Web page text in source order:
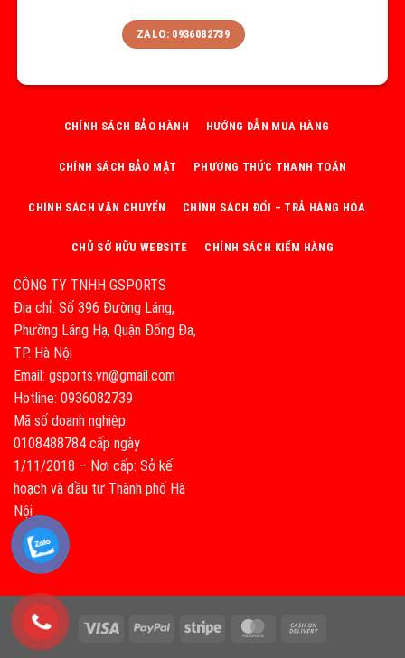
ZALO: 0936082739
CÔNG TY TNHH GSPORTS
Địa chỉ: Số 396 Đường Láng,
Phường Láng Hạ, Quận Đống Đa,
TP. Hà Nội
Email: gsports.vn@gmail.com
Hotline: 0936082739
Mã số doanh nghiệp:
0108488784 cấp ngày
1/11/2018 – Nơi cấp: Sở kế
hoạch và đầu tư Thành phố Hà
Nội
CHÍNH SÁCH BẢO HÀNH HƯỚNG DẪN MUA HÀNG
CHÍNH SÁCH BẢO MẬT PHƯƠNG THỨC THANH TOÁN
CHÍNH SÁCH VẬN CHUYỂN CHÍNH SÁCH ĐỔI – TRẢ HÀNG HÓA
CHỦ SỞ HỮU WEBSITE CHÍNH SÁCH KIỂM HÀNG